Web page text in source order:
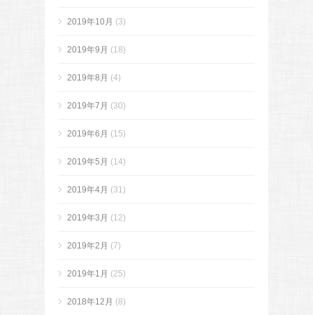
2019年10月 (3)
2019年9月 (18)
2019年8月 (4)
2019年7月 (30)
2019年6月 (15)
2019年5月 (14)
2019年4月 (31)
2019年3月 (12)
2019年2月 (7)
2019年1月 (25)
2018年12月 (8)